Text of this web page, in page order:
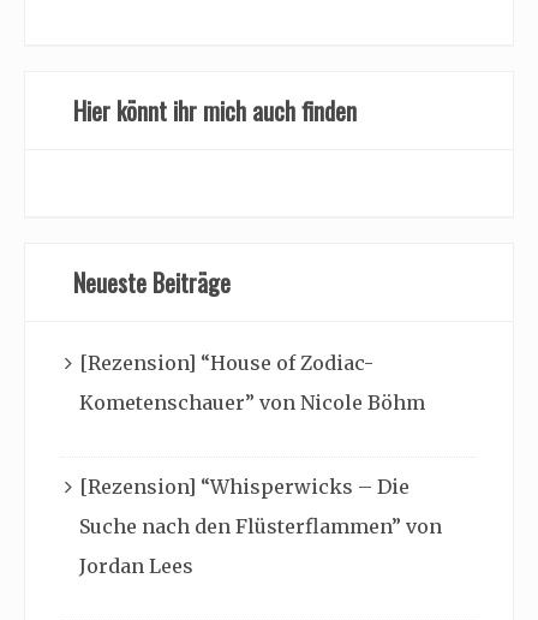
Hier könnt ihr mich auch finden
Neueste Beiträge
[Rezension] “House of Zodiac-
Kometenschauer” von Nicole Böhm
[Rezension] “Whisperwicks – Die
Suche nach den Flüsterflammen” von
Jordan Lees